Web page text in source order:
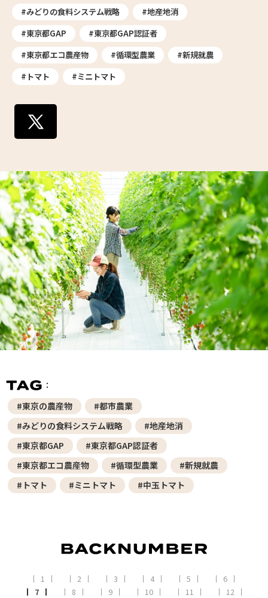
#みどりの食料システム戦略
#地産地消
#東京都GAP
#東京都GAP認証者
#東京都エコ農産物
#循環型農業
#新規就農
#トマト
#ミニトマト
#東京の農産物
#都市農業
#みどりの食料システム戦略
#地産地消
#東京都GAP
#東京都GAP認証者
#東京都エコ農産物
#循環型農業
#新規就農
#トマト
#ミニトマト #中玉トマト
1 2 3 4 5
6
7
8 9 10 11
12